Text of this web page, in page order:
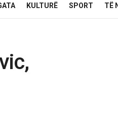
KULTURË SPORT TË